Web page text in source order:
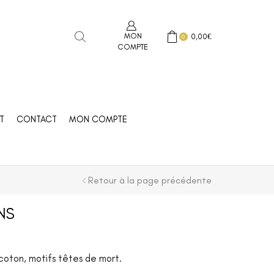
MON
COMPTE
0 0,00€
CONTACT MON COMPTE
Retour à la page précédente
motifs têtes de mort.